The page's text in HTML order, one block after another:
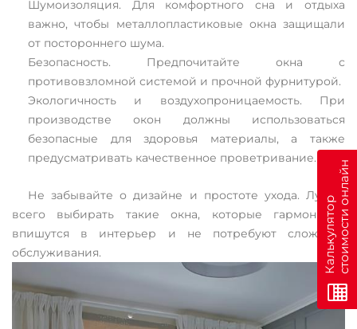
Шумоизоляция. Для комфортного сна и отдыха
важно, чтобы металлопластиковые окна защищали
от постороннего шума.
Безопасность. Предпочитайте окна с
противовзломной системой и прочной фурнитурой.
Экологичность и воздухопроницаемость. При
производстве окон должны использоваться
безопасные для здоровья материалы, а также
предусматривать качественное проветривание.
Не забывайте о дизайне и простоте ухода. Лучше
всего выбирать такие окна, которые гармонично
впишутся в интерьер и не потребуют сложного
обслуживания.
К
а
л
ь
к
у
л
я
т
о
р
с
т
о
и
м
о
с
т
и
о
н
л
а
йн